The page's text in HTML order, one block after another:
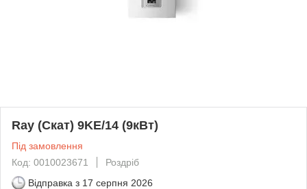
Ray (Скат) 9KE/14 (9кВт)
Під замовлення
Код: 0010023671
Роздріб
Відправка з 17 серпня 2026